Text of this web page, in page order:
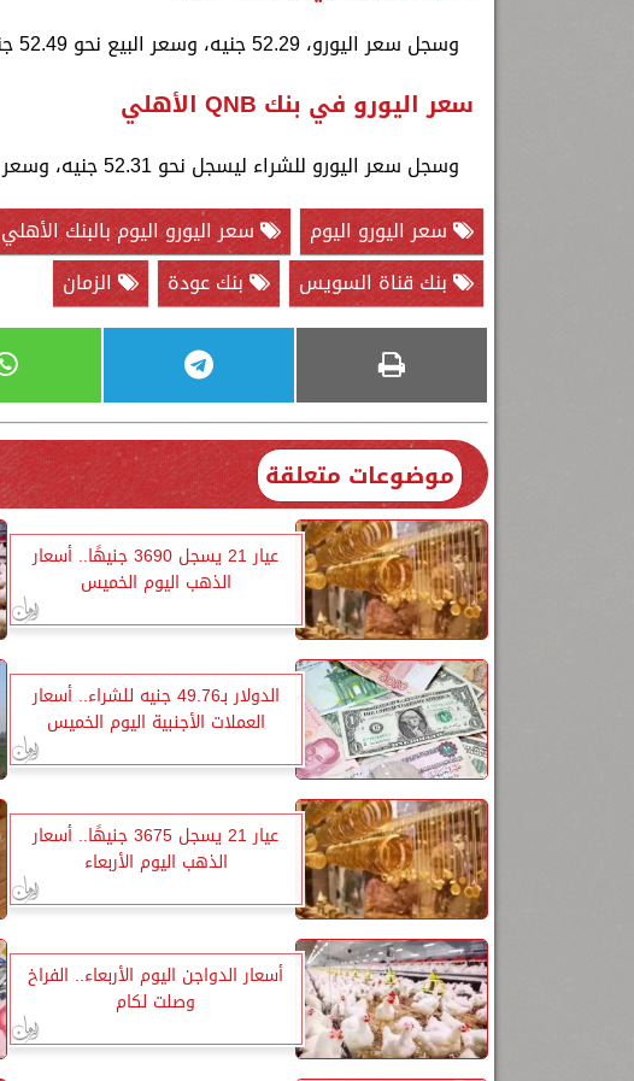
وسجل سعر اليورو، 52.29 جنيه، وسعر البيع نحو 52.49 جنيه
سعر اليورو في بنك QNB الأهلي
وسجل سعر اليورو للشراء ليسجل نحو 52.31 جنيه، وسعر البيع نحو 52.49 جنيه
سعر اليورو اليوم
سعر اليورو اليوم بالبنك الأهلي
بنك قناة السويس
بنك عودة الزمان
موضوعات متعلقة
عيار 21 يسجل 3690 جنيهًا.. أسعار
الذهب اليوم الخميس
الدولار بـ49.76 جنيه للشراء.. أسعار
العملات الأجنبية اليوم الخميس
عيار 21 يسجل 3675 جنيهًا.. أسعار
الذهب اليوم الأربعاء
أسعار الدواجن اليوم الأربعاء.. الفراخ
وصلت لكام